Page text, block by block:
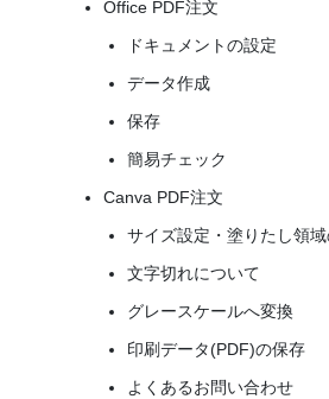
Office PDF注文
ドキュメントの設定
データ作成
保存
簡易チェック
Canva PDF注文
サイズ設定・塗りたし領
文字切れについて
グレースケールへ変換
印刷データ(PDF)の保存
よくあるお問い合わせ